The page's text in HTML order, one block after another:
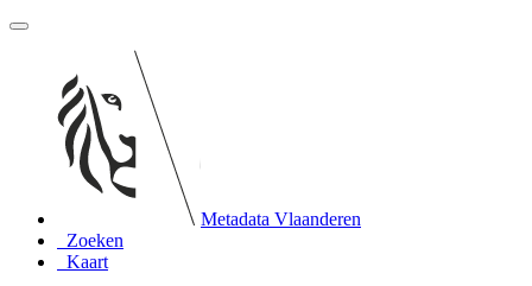
Metadata Vlaanderen
Zoeken
Kaart